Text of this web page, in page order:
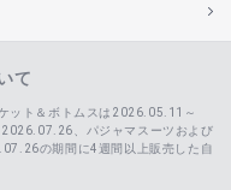
て
ット＆ボトムスは2026.05.11～
、
パジャマスーツおよび
の期間に4週間以上販売した自